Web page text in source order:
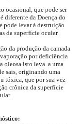
ocasional, que pode ser
diferente da Doença do
pode levar à destruição
da superfície ocular.
da produção da camada
por deficiência
oleosa isto leva a uma
sais, originando uma
tóxica, que por sua vez
crônica da superfície